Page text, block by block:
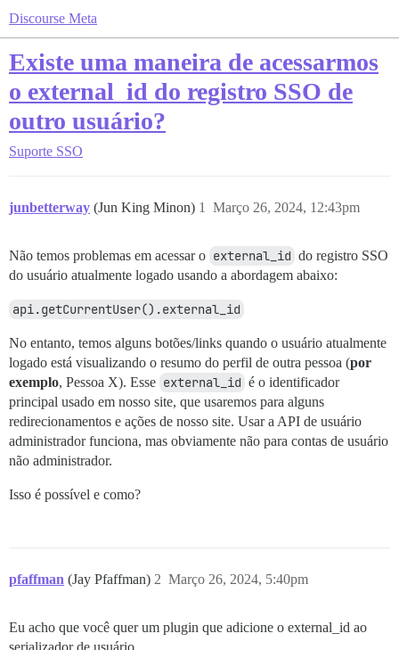
Discourse Meta
Existe uma maneira de acessarmos
o external_id do registro SSO de
outro usuário?
Suporte SSO
junbetterway (Jun King Minon) Março 26, 2024, 12:43pm
1
Não temos problemas em acessar o external_id do registro SSO
do usuário atualmente logado usando a abordagem abaixo:
api.getCurrentUser().external_id
No entanto, temos alguns botões/links quando o usuário atualmente
logado está visualizando o resumo do perfil de outra pessoa (por
exemplo, Pessoa X). Esse external_id é o identificador
principal usado em nosso site, que usaremos para alguns
redirecionamentos e ações de nosso site. Usar a API de usuário
administrador funciona, mas obviamente não para contas de usuário
não administrador.
Isso é possível e como?
pfaffman (Jay Pfaffman) Março 26, 2024, 5:40pm
2
Eu acho que você quer um plugin que adicione o external_id ao
serializador de usuário.